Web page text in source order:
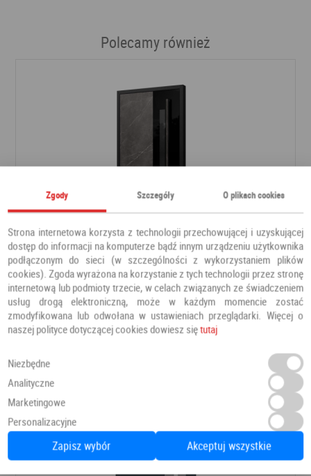
Polecamy również
Drzwi PRESTIGE DB 421
Drzwi zewnętrzne Barański
Zgody Szczegóły O plikach cookies
Strona internetowa korzysta z technologii przechowującej i uzyskującej
dostęp do informacji na komputerze bądź innym urządzeniu użytkownika
podłączonym do sieci (w szczególności z wykorzystaniem plików
cookies). Zgoda wyrażona na korzystanie z tych technologii przez stronę
internetową lub podmioty trzecie, w celach związanych ze świadczeniem
usług drogą elektroniczną, może w każdym momencie zostać
zmodyfikowana lub odwołana w ustawieniach przeglądarki. Więcej o
naszej polityce dotyczącej cookies dowiesz siętutaj
Niezbędne
Analityczne
Marketingowe
Personalizacyjne
Zapisz wybór Akceptuj wszystkie